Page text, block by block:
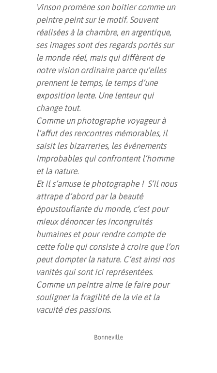
Vinson promène son boitier comme un
peintre peint sur le motif. Souvent
réalisées à la chambre, en argentique,
ses images sont des regards portés sur
le monde réel, mais qui diffèrent de
notre vision ordinaire parce qu’elles
prennent le temps, le temps d’une
exposition lente. Une lenteur qui
change tout.
Comme un photographe voyageur à
l’affut des rencontres mémorables, il
saisit les bizarreries, les événements
improbables qui confrontent l’homme
et la nature.
Et il s’amuse le photographe ! S’il nous
attrape d’abord par la beauté
époustouflante du monde, c’est pour
mieux dénoncer les incongruités
humaines et pour rendre compte de
cette folie qui consiste à croire que l’on
peut dompter la nature. C’est ainsi nos
vanités qui sont ici représentées.
Comme un peintre aime le faire pour
souligner la fragilité de la vie et la
vacuité des passions.
Bonneville